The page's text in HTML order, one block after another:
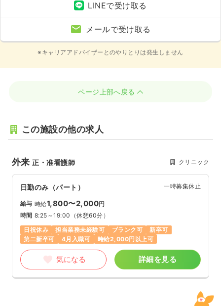
LINEで受け取る
メールで受け取る
※キャリアアドバイザーとのやりとりは発生しません
ページ上部へ戻る
この施設の他の求人
外来正・准看護師 クリニック
日勤のみ（パート） 一時募集休止
給与 時給1,800〜2,000円
時間 8:25～19:00 （休憩60分）
日祝休み
担当業務未経験可 ブランク可
新卒可
第二新卒可
4月入職可 時給2,000円以上可
気になる 詳細を見る